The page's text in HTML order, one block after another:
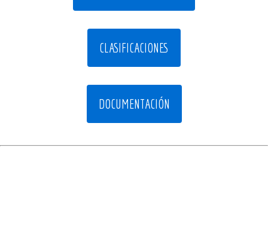
CLASIFICACIONES
DOCUMENTACIÓN